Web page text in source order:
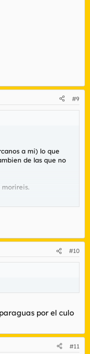
#9
a mi) lo que
de las que no
#10
por el culo
#11